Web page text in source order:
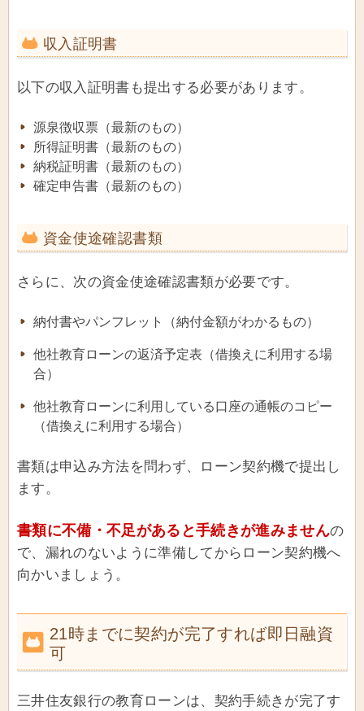
収入証明書
以下の収入証明書も提出する必要があります。
源泉徴収票（最新のもの）
所得証明書（最新のもの）
納税証明書（最新のもの）
確定申告書（最新のもの）
資金使途確認書類
さらに、次の資金使途確認書類が必要です。
納付書やパンフレット（納付金額がわかるもの）
他社教育ローンの返済予定表（借換えに利用する場
合）
他社教育ローンに利用している口座の通帳のコピー
（借換えに利用する場合）
書類は申込み方法を問わず、ローン契約機で提出し
ます。
書類に不備・不足があると手続きが進みませんの
で、漏れのないように準備してからローン契約機へ
向かいましょう。
21時までに契約が完了すれば即日融資
可
三井住友銀行の教育ローンは、契約手続きが完了す